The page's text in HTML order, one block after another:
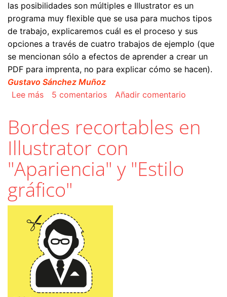
las posibilidades son múltiples e Illustrator es un
programa muy flexible que se usa para muchos tipos
de trabajo, explicaremos cuál es el proceso y sus
opciones a través de cuatro trabajos de ejemplo (que
se mencionan sólo a efectos de aprender a crear un
PDF para imprenta, no para explicar cómo se hacen).
Gustavo Sánchez Muñoz
Lee mássobre Cómo crear un PDF para imprenta con
5 comentarios Añadir comentario
Bordes recortables en
Illustrator con
"Apariencia" y "Estilo
gráfico"